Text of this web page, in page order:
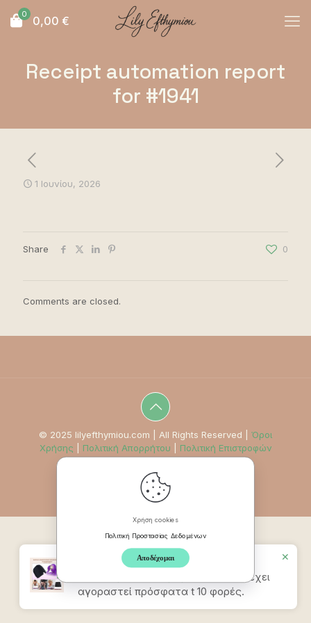
0 0,00 €
Receipt automation report
for #1941
1 Ιουνίου, 2026
Share 0
Comments are closed.
© 2025 lilyefthymiou.com | All Rights Reserved | Όροι
Χρήσης
Πολιτική Απορρήτου Πολιτική Επιστροφών
Χρήση cookies
Πολιτική Προστασίας Δεδομένων
Αποδέχομαι
Καπέλο Ανακούφισης
έχει
αγοραστεί πρόσφατα t 10 φορές.
✕